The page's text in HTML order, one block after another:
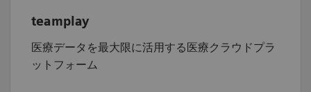
teamplay
医療データを最大限に活用する医療クラウドプラ
ットフォーム